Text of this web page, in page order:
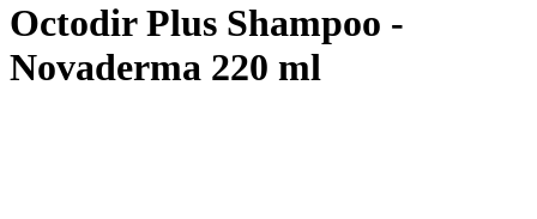
Octodir Plus Shampoo -
Novaderma 220 ml